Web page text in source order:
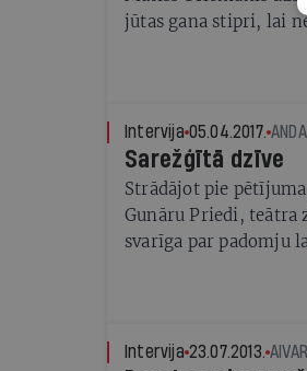
jūtas gana stipri, lai
Intervija 05.04.2017.
Sarežģītā dzīve
Strādājot pie
Gunāru Priedi, teātra
svarīga par padomju
Intervija 23.07.2013.